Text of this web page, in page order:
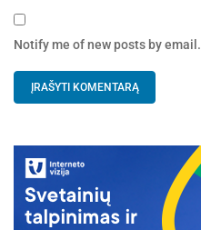
Notify me of new posts by email.